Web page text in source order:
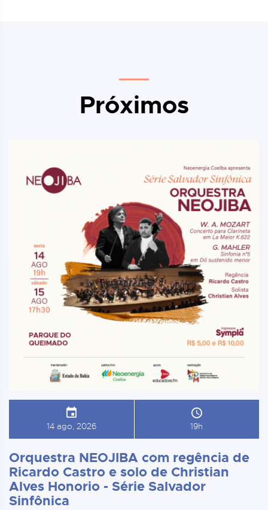
Próximos
14 ago, 2026 19h
Orquestra NEOJIBA com regência de
Ricardo Castro e solo de Christian
Alves Honorio - Série Salvador
Sinfônica